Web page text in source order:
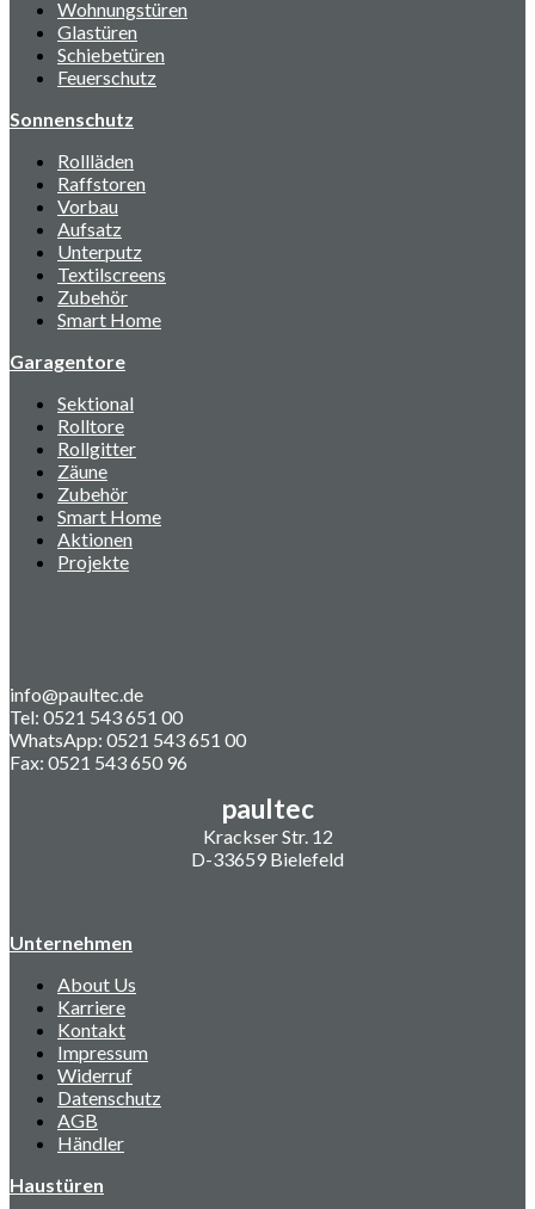
Wohnungstüren
Glastüren
Schiebetüren
Feuerschutz
Sonnenschutz
Rollläden
Raffstoren
Vorbau
Aufsatz
Unterputz
Textilscreens
Zubehör
Smart Home
Garagentore
Sektional
Rolltore
Rollgitter
Zäune
Zubehör
Smart Home
Aktionen
Projekte
info@paultec.de
Tel: 0521 543 651 00
WhatsApp: 0521 543 651 00
Fax: 0521 543 650 96
paultec
Krackser Str. 12
D-33659 Bielefeld
Unternehmen
About Us
Karriere
Kontakt
Impressum
Widerruf
Datenschutz
AGB
Händler
Haustüren